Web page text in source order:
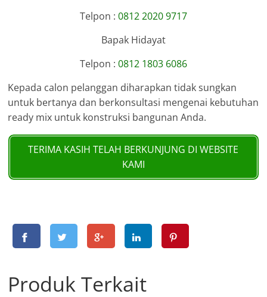
Telpon : 0812 2020 9717
Bapak Hidayat
Telpon : 0812 1803 6086
Kepada calon pelanggan diharapkan tidak sungkan
untuk bertanya dan berkonsultasi mengenai kebutuhan
ready mix untuk konstruksi bangunan Anda.
TERIMA KASIH TELAH BERKUNJUNG DI WEBSITE
KAMI
Produk Terkait